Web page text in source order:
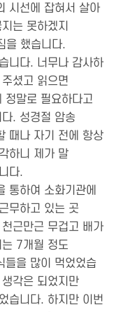
시선에 잡혀서 살아
는 못하겠지
을 했습니다.
니다. 너무나 감사하
셨고 읽으면
정말로 필요하다고
. 성경절 암송
때나 자기 전에 항상
하니 제가 말
다.
통하여 소화기관에
무하고 있는 곳
근만근 무겁고 배가
7개월 정도
을 많이 먹었었습
각은 되었지만
습니다. 하지만 이번